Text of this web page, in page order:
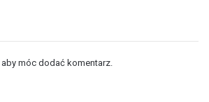
, aby móc dodać komentarz.